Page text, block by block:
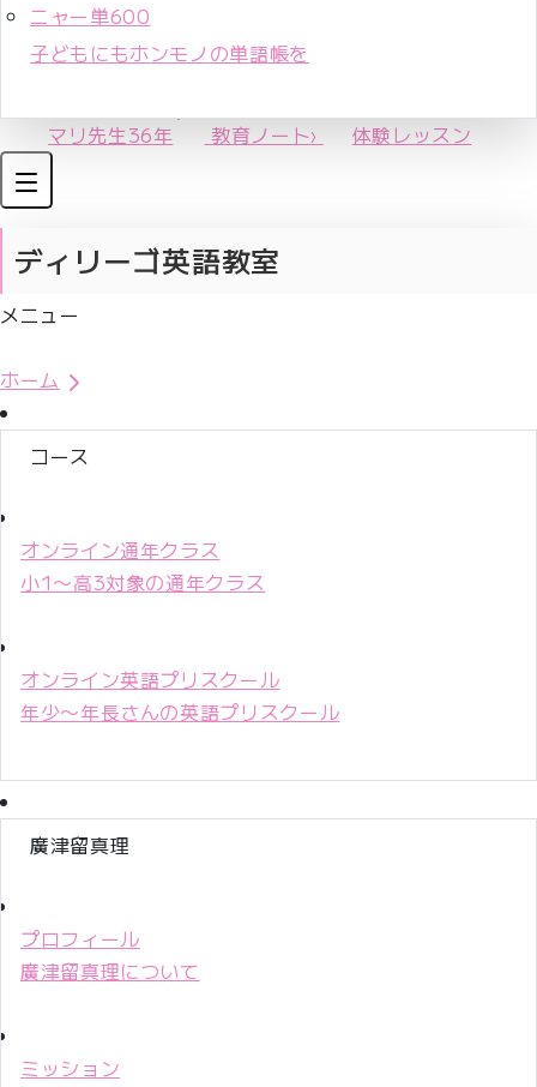
ニャー単600
子どもにもホンモノの単語帳を
マリ先生36年 教育ノート› 体験レッスン
ディリーゴ英語教室
メニュー
ホーム
コース
オンライン通年クラス
小1〜高3対象の通年クラス
オンライン英語プリスクール
年少〜年長さんの英語プリスクール
廣津留真理
プロフィール
廣津留真理について
ミッション